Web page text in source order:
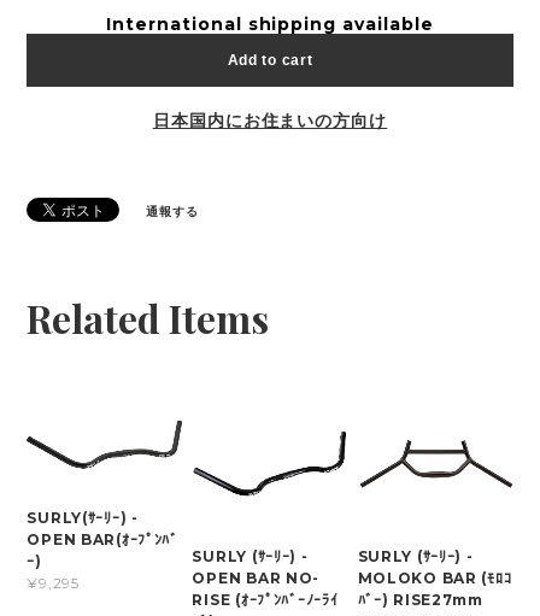
International shipping available
Add to cart
日本国内にお住まいの方向け
通報する
Related Items
SURLY(ｻｰﾘｰ) -
OPEN BAR(ｵｰﾌﾟﾝﾊﾞ
ｰ)
¥9,295
SURLY (ｻｰﾘｰ) -
OPEN BAR NO-
RISE (ｵｰﾌﾟﾝﾊﾞｰﾉｰﾗｲ
SURLY (ｻｰﾘｰ) -
MOLOKO BAR (ﾓﾛｺ
ﾊﾞｰ) RISE27mm